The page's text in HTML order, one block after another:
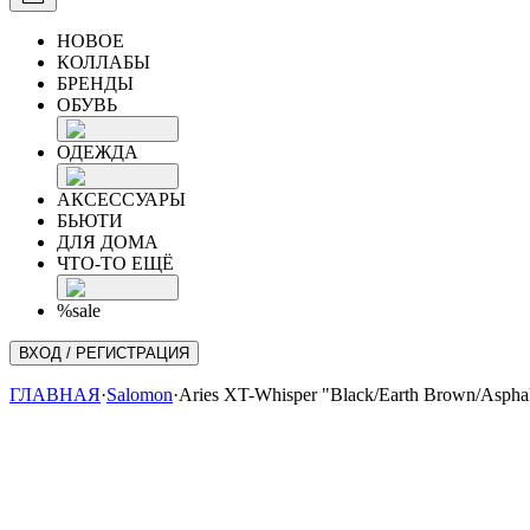
НОВОЕ
КОЛЛАБЫ
БРЕНДЫ
ОБУВЬ
ОДЕЖДА
АКСЕССУАРЫ
БЬЮТИ
ДЛЯ ДОМА
ЧТО-ТО ЕЩЁ
%sale
ВХОД / РЕГИСТРАЦИЯ
ГЛАВНАЯ·Salomon·Aries XT-Whisper "Black/Earth Brown/